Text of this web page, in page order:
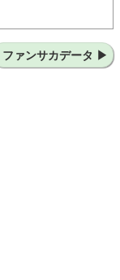
ファンサカデータ